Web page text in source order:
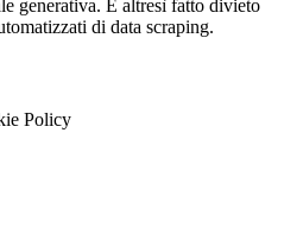
generativa. È altresì fatto divieto
di data scraping.
Policy